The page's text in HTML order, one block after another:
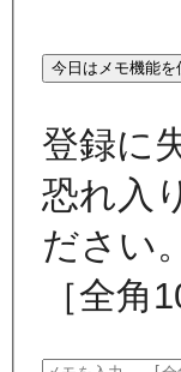
今日はメモ機能を
登録に
恐れ入
ださい。
［全角